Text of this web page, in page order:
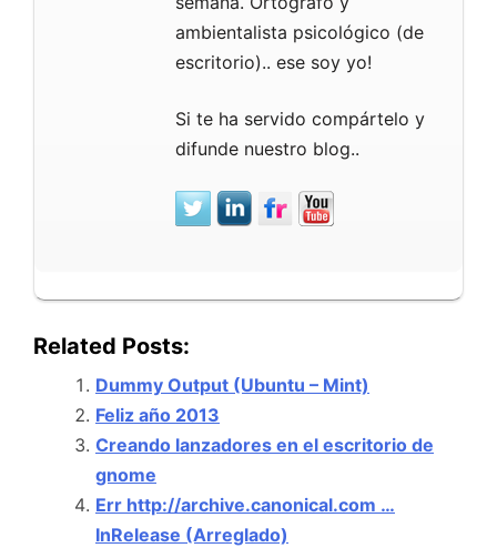
ambientalista psicológico (de
escritorio).. ese soy yo!
Si te ha servido compártelo y
difunde nuestro blog..
Related Posts:
Dummy Output (Ubuntu – Mint)
Feliz año 2013
Creando lanzadores en el escritorio de
gnome
Err http://archive.canonical.com …
InRelease (Arreglado)